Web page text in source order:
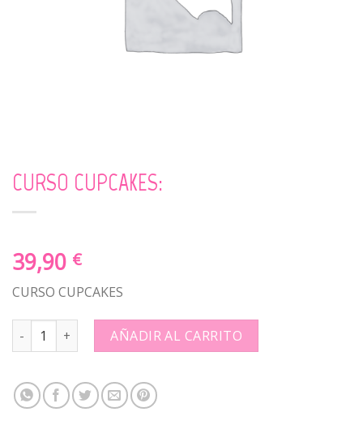
CURSO CUPCAKES:
39,90 €
CURSO CUPCAKES
CURSO CUPCAKES: quantityAÑADIR AL CARRITO